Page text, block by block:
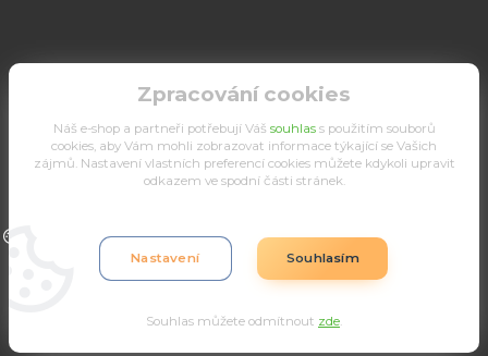
Upravit sběr cookies.
Eshop-rychle.cz
Zpracování cookies
Náš e-shop a partneři potřebují Váš souhlass použitím souborů
cookies, aby Vám mohli zobrazovat informace týkající se Vašich
zájmů. Nastavení vlastních preferencí cookies můžete kdykoli upravit
odkazem ve spodní části stránek.
Nastavení Souhlasím
Souhlas můžete odmítnout zde.